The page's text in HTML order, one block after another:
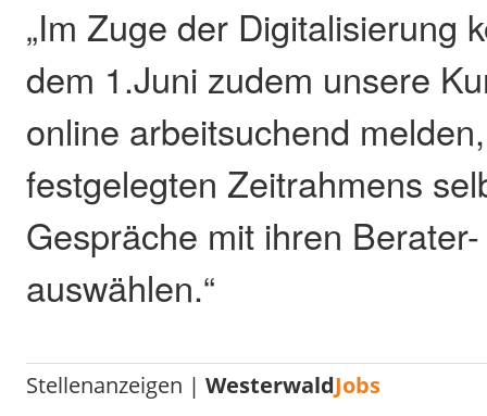
„Im Zuge der Digitalisierung
dem 1.Juni zudem unsere
online arbeitsuchend
festgelegten Zeitrahmens
Gespräche mit ihren
auswählen.“
Stellenanzeigen |WesterwaldJobs